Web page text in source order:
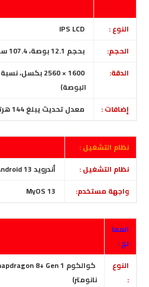
النوع :
IPS LCD
الحجم:
بحجم 12.1 بوصة، 107.4 سم2
الدقة:
1600 × 2560 بكسل، نسبة 16:10
البوصة)
إضافات :
معدل تحديث يبلغ 144 هرتز
نظام التشغيل :
نظام التشغيل :
أندرويد Android 13
واجهة مستخدم:
المعا
لج :
النوع
:
كوالكوم SM8475 Snapdragon 8+ Gen 1
نانومتر)